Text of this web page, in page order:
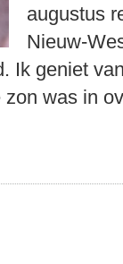
augustus
Nieuw-
Ik geniet
zon was in